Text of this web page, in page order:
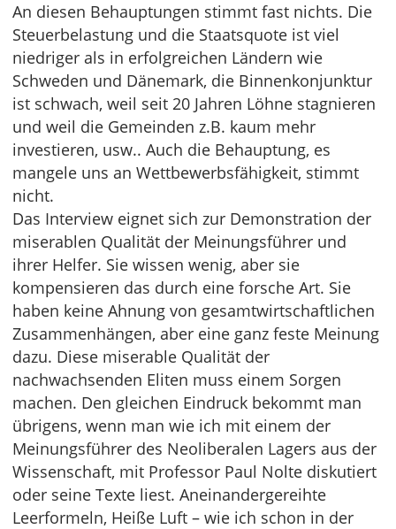
An diesen Behauptungen stimmt fast nichts. Die
Steuerbelastung und die Staatsquote ist viel
niedriger als in erfolgreichen Ländern wie
Schweden und Dänemark, die Binnenkonjunktur
ist schwach, weil seit 20 Jahren Löhne stagnieren
und weil die Gemeinden z.B. kaum mehr
investieren, usw.. Auch die Behauptung, es
mangele uns an Wettbewerbsfähigkeit, stimmt
nicht.
Das Interview eignet sich zur Demonstration der
miserablen Qualität der Meinungsführer und
ihrer Helfer. Sie wissen wenig, aber sie
kompensieren das durch eine forsche Art. Sie
haben keine Ahnung von gesamtwirtschaftlichen
Zusammenhängen, aber eine ganz feste Meinung
dazu. Diese miserable Qualität der
nachwachsenden Eliten muss einem Sorgen
machen. Den gleichen Eindruck bekommt man
übrigens, wenn man wie ich mit einem der
Meinungsführer des Neoliberalen Lagers aus der
Wissenschaft, mit Professor Paul Nolte diskutiert
oder seine Texte liest. Aneinandergereihte
Leerformeln, Heiße Luft – wie ich schon in der